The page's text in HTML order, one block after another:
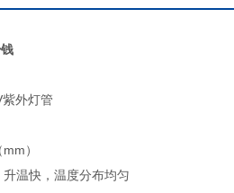
外灯管
）
温快，温度分布均匀